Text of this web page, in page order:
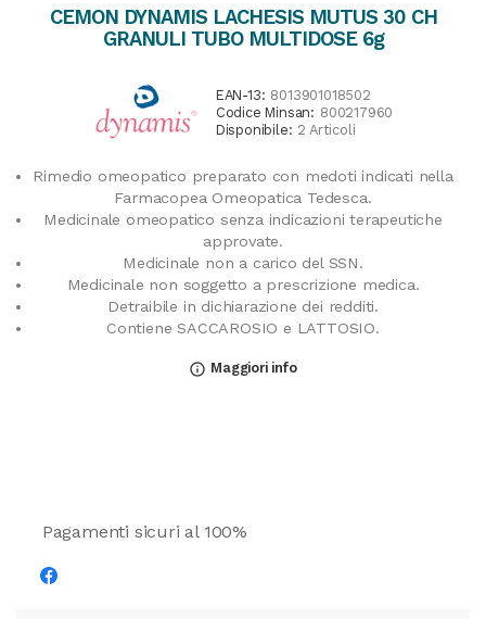
CEMON DYNAMIS LACHESIS MUTUS 30 CH
GRANULI TUBO MULTIDOSE 6g
EAN-13: 8013901018502
Codice Minsan: 800217960
Disponibile: 2 Articoli
Rimedio omeopatico preparato con medoti indicati nella
Farmacopea Omeopatica Tedesca.
Medicinale omeopatico senza indicazioni terapeutiche
approvate.
Medicinale non a carico del SSN.
Medicinale non soggetto a prescrizione medica.
Detraibile in dichiarazione dei redditi.
Contiene SACCAROSIO e LATTOSIO.
info_outline Maggiori info
Pagamenti sicuri al 100%